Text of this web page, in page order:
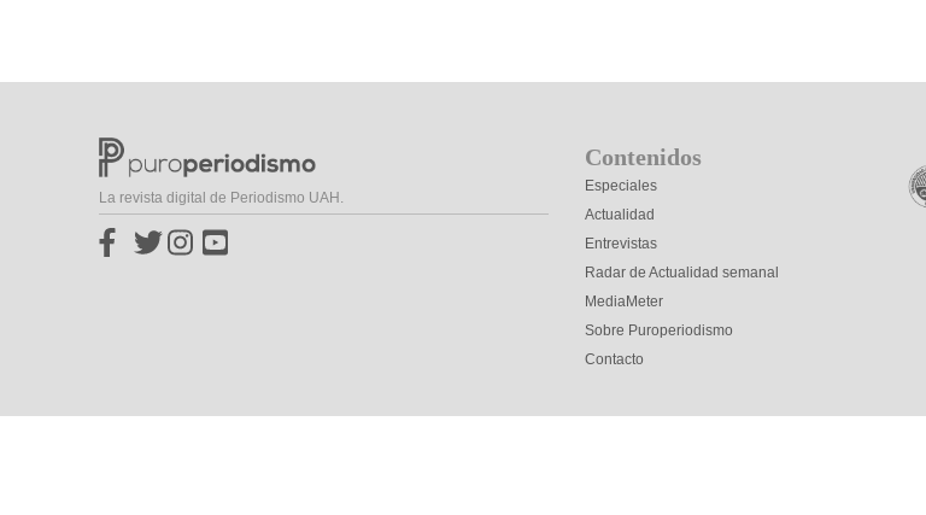
La revista digital de Periodismo UAH.
Contenidos
Especiales
Actualidad
Entrevistas
Radar de Actualidad semanal
MediaMeter
Sobre Puroperiodismo
Contacto